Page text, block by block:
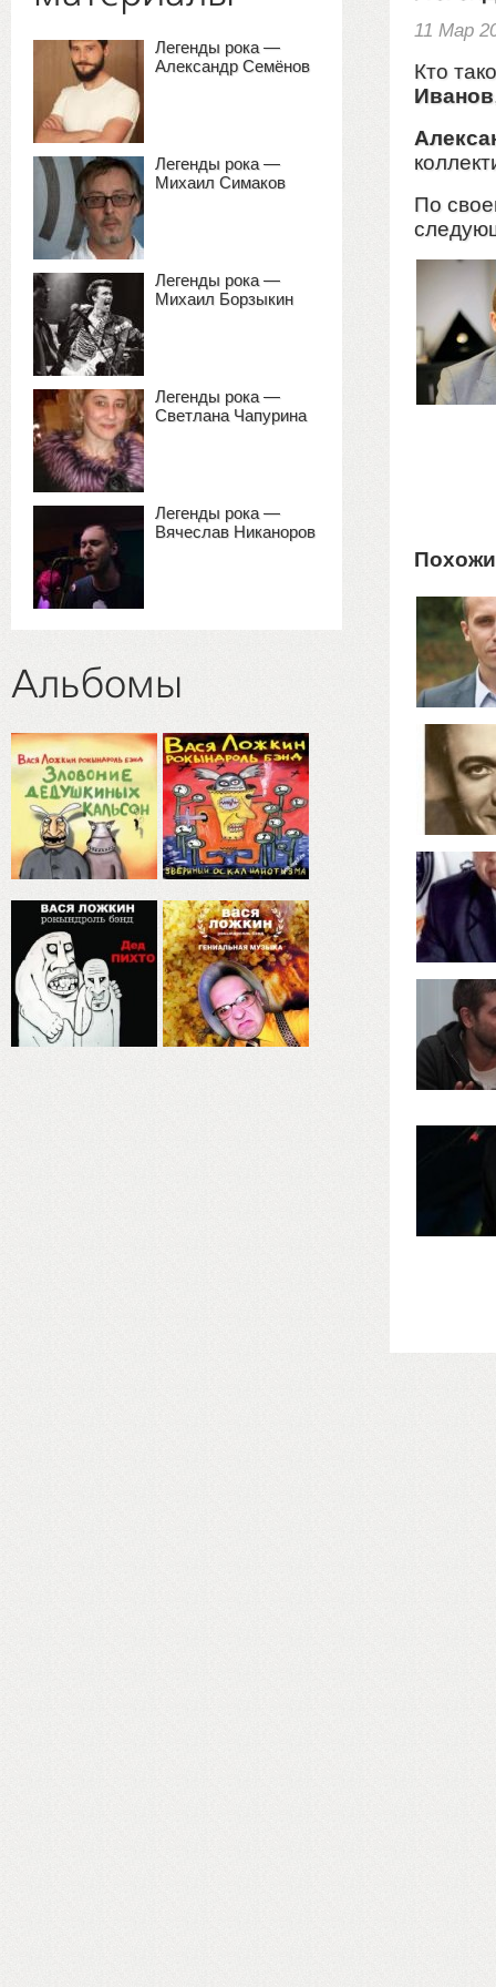
Легенды рока —
Александр Семёнов
Легенды рока —
Михаил Симаков
Легенды рока —
Михаил Борзыкин
Легенды рока —
Светлана Чапурина
Легенды рока —
Вячеслав Никаноров
Альбомы
11 Мар
Кто
Иванов
По